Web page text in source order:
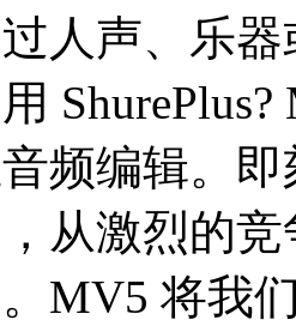
人声、乐
频编辑。
从激烈的
MV5 将我